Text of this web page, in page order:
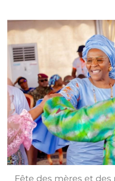
Fête des mères et des